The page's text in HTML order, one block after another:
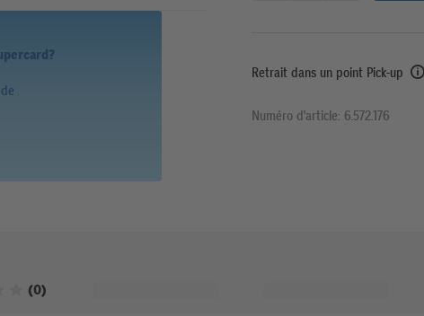
Retrait dans un point Pick-up
Numéro d'article: 6.572.176
Noté 0 sur 5 étoiles
(0)